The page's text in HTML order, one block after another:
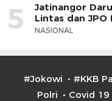
5
Jatinangor
Lintas dan
NASIONAL
#Jokowi #KKB
Polri
Covid 19